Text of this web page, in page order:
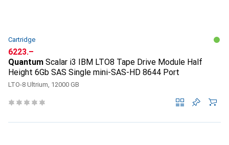
Cartridge
CHF
6223.–
Quantum Scalar i3 IBM LTO8 Tape Drive Module Half
Height 6Gb SAS Single mini-SAS-HD 8644 Port
LTO-8 Ultrium, 12000 GB